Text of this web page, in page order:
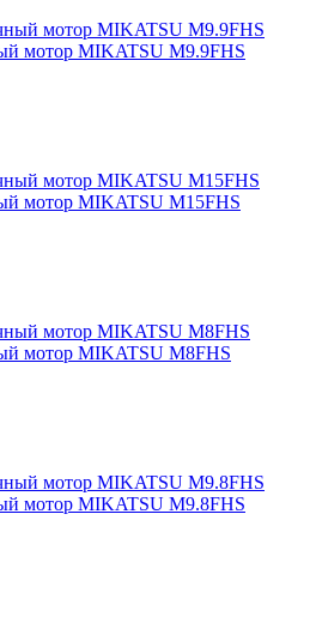
мотор MIKATSU M9.9FHS
мотор MIKATSU M15FHS
мотор MIKATSU M8FHS
мотор MIKATSU M9.8FHS